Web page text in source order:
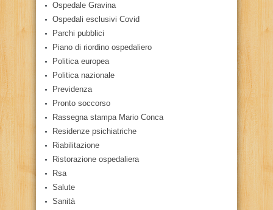
Ospedale Gravina
Ospedali esclusivi Covid
Parchi pubblici
Piano di riordino ospedaliero
Politica europea
Politica nazionale
Previdenza
Pronto soccorso
Rassegna stampa Mario Conca
Residenze psichiatriche
Riabilitazione
Ristorazione ospedaliera
Rsa
Salute
Sanità